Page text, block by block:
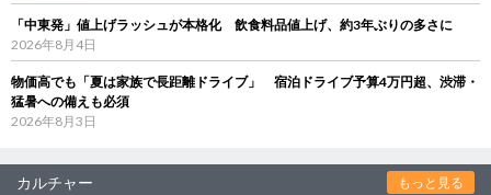
「中東発」値上げラッシュが本格化 飲食料品値上げ、約3年ぶりの多さに
2026年8月4日
物価高でも「夏は家族で長距離ドライブ」 宿泊ドライブ予算4万円超、渋滞・
猛暑への備えも必須
2026年8月3日
カルチャー もっと見る